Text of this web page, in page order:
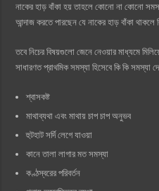
নাকের হাড় বাঁকা হয় তাহলে কোনো না কোনো
আন্দাজ করতে পারছেন যে নাকের হাড় বাঁকা থাকলে
তবে নিচের বিষয়গুলো জেনে নেওয়ার মাধ্যমে
সাধারণত প্রাথমিক সমস্যা হিসেবে কি কি সমস্যা
শ্বাসকষ্ট
মাথাব্যথা এবং মাথায় চাপ চাপ অনুভব
হুটহাট সর্দি লেগে যাওয়া
কানে তালা লাগার মত সমস্যা
কণ্ঠস্বরের পরিবর্তন